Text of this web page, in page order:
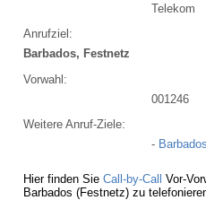
Telekom
Anrufziel:
Barbados, Festnetz
Vorwahl:
001246
Weitere Anruf-Ziele:
-
Hier finden Sie Call-by-Call Vor-
Barbados (Festnetz) zu